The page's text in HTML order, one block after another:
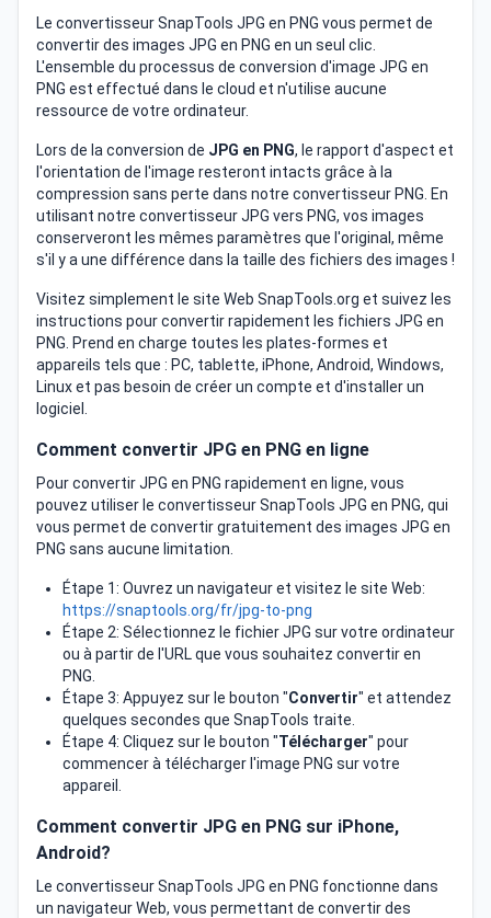
Le convertisseur SnapTools JPG en PNG vous permet de
convertir des images JPG en PNG en un seul clic.
L'ensemble du processus de conversion d'image JPG en
PNG est effectué dans le cloud et n'utilise aucune
ressource de votre ordinateur.
Lors de la conversion de JPG en PNG, le rapport d'aspect et
l'orientation de l'image resteront intacts grâce à la
compression sans perte dans notre convertisseur PNG. En
utilisant notre convertisseur JPG vers PNG, vos images
conserveront les mêmes paramètres que l'original, même
s'il y a une différence dans la taille des fichiers des images !
Visitez simplement le site Web SnapTools.org et suivez les
instructions pour convertir rapidement les fichiers JPG en
PNG. Prend en charge toutes les plates-formes et
appareils tels que : PC, tablette, iPhone, Android, Windows,
Linux et pas besoin de créer un compte et d'installer un
logiciel.
Comment convertir JPG en PNG en ligne
Pour convertir JPG en PNG rapidement en ligne, vous
pouvez utiliser le convertisseur SnapTools JPG en PNG, qui
vous permet de convertir gratuitement des images JPG en
PNG sans aucune limitation.
Étape 1: Ouvrez un navigateur et visitez le site Web:
https://snaptools.org/fr/jpg-to-png
Étape 2: Sélectionnez le fichier JPG sur votre ordinateur
ou à partir de l'URL que vous souhaitez convertir en
PNG.
Étape 3: Appuyez sur le bouton "Convertir" et attendez
quelques secondes que SnapTools traite.
Étape 4: Cliquez sur le bouton "Télécharger" pour
commencer à télécharger l'image PNG sur votre
appareil.
Comment convertir JPG en PNG sur iPhone,
Android?
Le convertisseur SnapTools JPG en PNG fonctionne dans
un navigateur Web, vous permettant de convertir des